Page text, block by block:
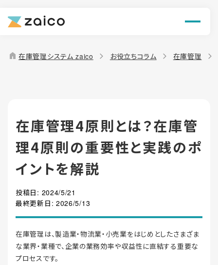
機能
解決できる課題
導入事例
お役立ち情報
home 在庫管理システム zaico お役立ちコラム 在庫管理
在庫管理4原則とは？在庫管
理4原則の重要性と実践のポ
イントを解説
投稿日: 2024/5/21
最終更新日: 2026/5/13
在庫管理は、製造業・物流業・小売業をはじめとしたさまざま
な業界・業種で、企業の業務効率や収益性に直結する重要な
プロセスです。